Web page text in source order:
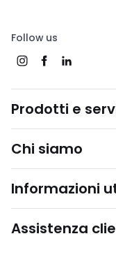
Follow us
Prodotti e
Chi siamo
Informazioni
Assistenza